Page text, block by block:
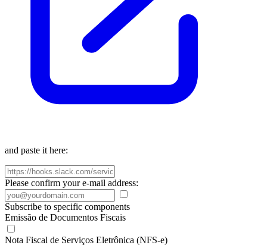
and paste it here:
Please confirm your e-mail address:
Subscribe to specific components
Emissão de Documentos Fiscais
Nota Fiscal de Serviços Eletrônica (NFS-e)